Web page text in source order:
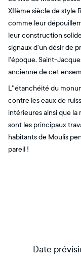
XIIème siècle de style
comme leur
leur construction
signaux d'un désir de
l'époque. Saint-
ancienne de cet
L''étanchéité du
contre les eaux de
intérieures ainsi que
sont les principaux
habitants de Moulis
pareil !
Date